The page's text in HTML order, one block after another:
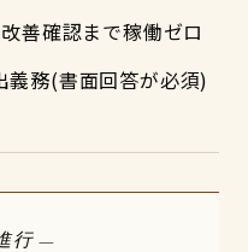
善確認まで稼働ゼロ
義務(書面回答が必須)
行 —